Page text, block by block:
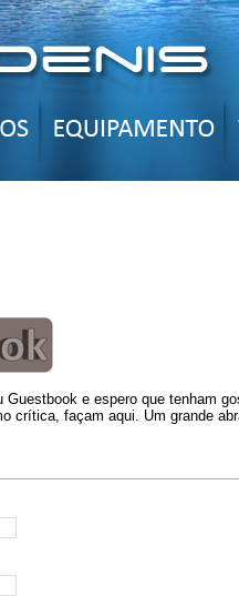
Guestbook e espero que tenham
crítica, façam aqui. Um grande